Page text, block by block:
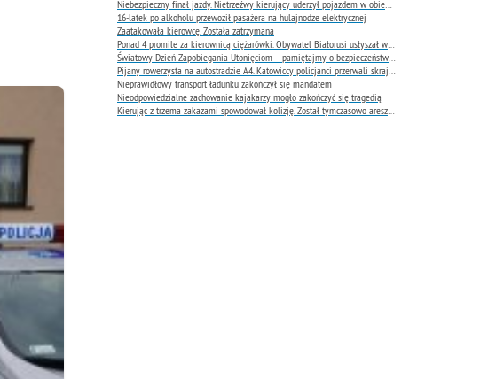
16-latek po alkoholu przewoził pasażera na hulajnodze elektrycznej
Zaatakowała kierowcę. Została zatrzymana
Nieprawidłowy transport ładunku zakończył się mandatem
Nieodpowiedzialne zachowanie kajakarzy mogło zakończyć się tragedią